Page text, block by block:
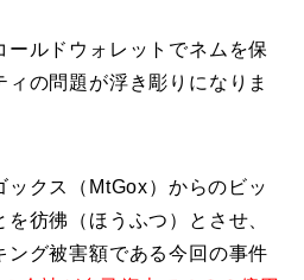
ルドウォレットでネムを保
の問題が浮き彫りになりま
ックス（MtGox）からのビッ
を彷彿（ほうふつ）とさせ、
ング被害額である今回の事件